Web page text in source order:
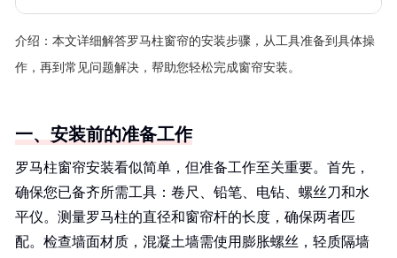
介绍： 本文详细解答罗马柱窗帘的安装步骤，从工具准备到具体操
作，再到常见问题解决，帮助您轻松完成窗帘安装。
一、安装前的准备工作
罗马柱窗帘安装看似简单，但准备工作至关重要。首先，
确保您已备齐所需工具：卷尺、铅笔、电钻、螺丝刀和水
平仪。测量罗马柱的直径和窗帘杆的长度，确保两者匹
配。检查墙面材质，混凝土墙需使用膨胀螺丝，轻质隔墙